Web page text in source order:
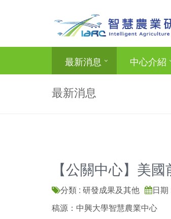
最新消息 中心介紹
最新消息
【公關中心】美
分類 : 研發成果及其他
日期
稿源：中興大學智慧農業中心